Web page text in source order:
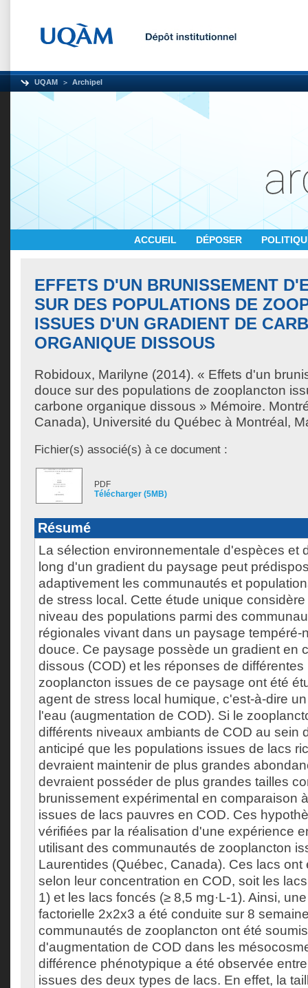
UQAM Archipel
ACCUEIL DÉPOSER
EFFETS D'UN BRUNISSEMENT
SUR DES POPULATIONS DE
ISSUES D'UN GRADIENT DE
ORGANIQUE DISSOUS
Robidoux, Marilyne (2014). « Effets d'un
douce sur des populations de zooplancton
carbone organique dissous » Mémoire.
Canada), Université du Québec à Montréal,
Fichier(s) associé(s) à ce document :
PDF
Télécharger (5MB)
Résumé
La sélection environnementale d'espèces et
long d'un gradient du paysage peut
adaptivement les communautés et
de stress local. Cette étude unique
niveau des populations parmi des
régionales vivant dans un paysage tempéré-
douce. Ce paysage possède un gradient en
dissous (COD) et les réponses de
zooplancton issues de ce paysage ont été
agent de stress local humique, c'est-à-dire
l'eau (augmentation de COD). Si le
différents niveaux ambiants de COD au sein
anticipé que les populations issues de lacs
devraient maintenir de plus grandes
devraient posséder de plus grandes tailles
brunissement expérimental en comparaison
issues de lacs pauvres en COD. Ces
vérifiées par la réalisation d'une expérience
utilisant des communautés de zooplancton
Laurentides (Québec, Canada). Ces lacs ont
selon leur concentration en COD, soit les
1) et les lacs foncés (≥ 8,5 mg·L-1). Ainsi,
factorielle 2x2x3 a été conduite sur 8
communautés de zooplancton ont été
d'augmentation de COD dans les
différence phénotypique a été observée
issues des deux types de lacs. En effet, la